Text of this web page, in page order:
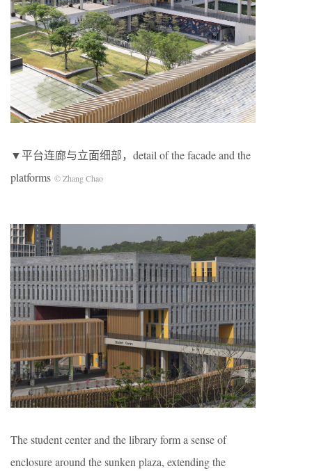
▼平台连廊与立面细部，detail of the facade and the
platforms © Zhang Chao
The student center and the library form a sense of
enclosure around the sunken plaza, extending the